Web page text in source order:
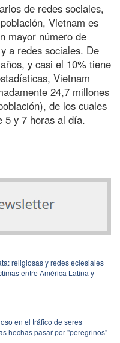
de redes sociales,
Vietnam es
mayor número de
a redes sociales. De
y casi el 10% tiene
Vietnam
24,7 millones
de los cuales
5 y 7 horas al día.
religiosas y redes eclesiales
entre América Latina y
en el tráfico de seres
hechas pasar por "peregrinos"